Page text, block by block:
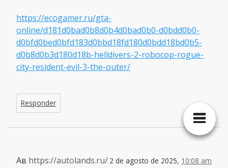
https://ecogamer.ru/gta-
online/d181d0bad0b8d0b4d0bad0b0-d0bdd0b0-
d0bfd0bed0bfd183d0bbd18fd180d0bdd18bd0b5-
d0b8d0b3d180d18b-helldivers-2-robocop-rogue-
city-resident-evil-3-the-outer/
Responder
https://autolands.ru/ 2 de agosto de 2025, 10:08 am
Ав